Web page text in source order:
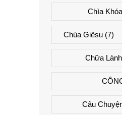
Chìa
Chúa Giêsu (7)
Chữa
Câu